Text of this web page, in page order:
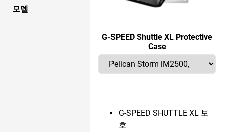
모델
G-SPEED Shuttle XL Protective
Case
G-SPEED SHUTTLE XL 보
호